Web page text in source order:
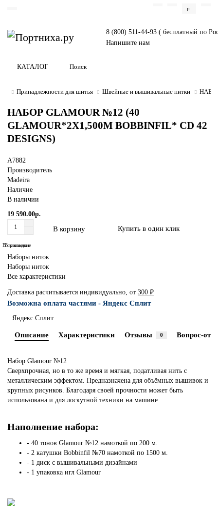
р.
8 (800) 511-44-93 ( бесплатный по
Напишите нам
КАТАЛОГ
Принадлежности для шитья Швейные и вышивальные нитки
НАБОР GLAMOUR №12 (40
GLAMOUR*2Х1,500М BOBBINFIL* CD 42
DESIGNS)
A7882
Производитель
Madeira
Наличие
В наличии
19 590.00р.
В корзину Купить в один клик
В закладки
В сравнение
Наборы ниток
Наборы ниток
Все характеристики
Доставка расчитывается индивидуально, от 300 ₽
Возможна оплата частями - Яндекс Сплит
Яндекс Сплит
Описание Характеристики Отзывы 0 Вопрос-
Набор Glamour №12
Сверхпрочная, но в то же время и мягкая, податливая нить с
металлическим эффектом. Предназначена для объёмных вышивок и
крупных рисунков. Благодаря своей прочности может быть
использована и для лоскутной техники на машине.
Наполнение набора:
- 40 тонов Glamour №12 намоткой по 200 м.
- 2 катушки Bobbinfil №70 намоткой по 1500 м.
- 1 диск с вышивальными дизайнами
- 1 упаковка игл Glamour